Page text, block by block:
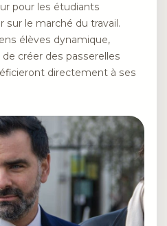
pour les étudiants
le marché du travail.
élèves dynamique,
créer des passerelles
directement à ses